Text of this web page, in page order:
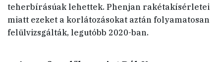
teherbírásúak lehettek. Phenjan rakétakísérletei
miatt ezeket a korlátozásokat aztán folyamatosan
felülvizsgálták, legutóbb 2020-ban.